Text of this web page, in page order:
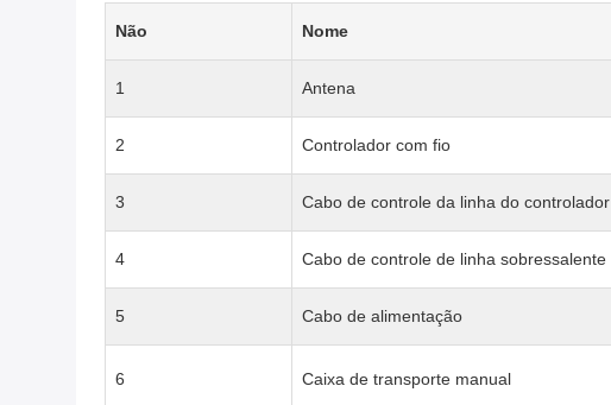
Não Nome
1 Antena
2 Controlador com fio
3 Cabo de controle da linha do controlador
4 Cabo de controle de linha sobressalente
5 Cabo de alimentação
6 Caixa de transporte manual